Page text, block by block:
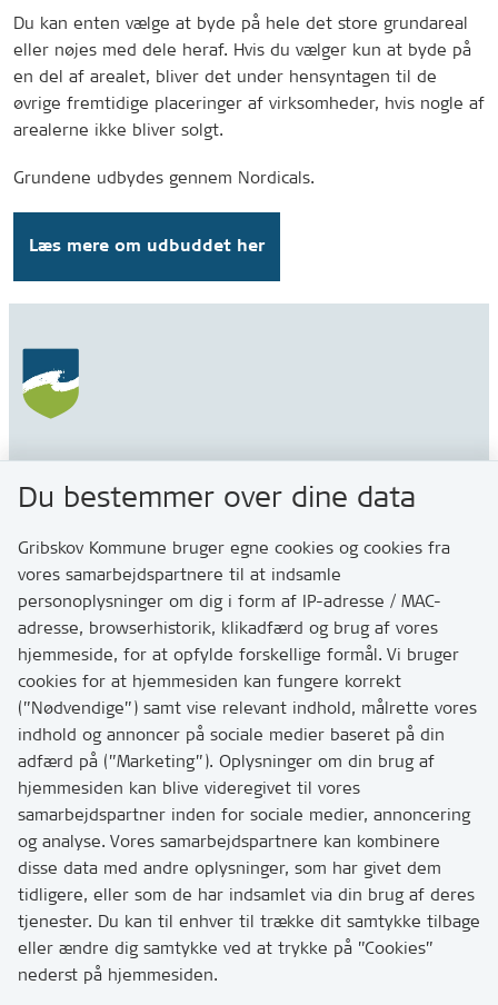
Du kan enten vælge at byde på hele det store grundareal
eller nøjes med dele heraf. Hvis du vælger kun at byde på
en del af arealet, bliver det under hensyntagen til de
øvrige fremtidige placeringer af virksomheder, hvis nogle af
arealerne ikke bliver solgt.
Grundene udbydes gennem Nordicals.
Læs mere om udbuddet her
Gribskov Kommune
3200 Helsinge
Kontakt
Skriv til os via Digital Post
Har du brug for at komme i kontakt med os? Se her
hvordan
Tip os om huller i vejen eller andet
T:7249 6000
Bemærk: vi har mange opkald mellem kl. 10 og 11
Links
Tilgængelighedserklæring
Cookies
Du bestemmer over dine data
Gribskov Kommune bruger egne cookies og cookies fra
vores samarbejdspartnere til at indsamle
personoplysninger om dig i form af IP-adresse / MAC-
adresse, browserhistorik, klikadfærd og brug af vores
hjemmeside, for at opfylde forskellige formål. Vi bruger
cookies for at hjemmesiden kan fungere korrekt
(”Nødvendige”) samt vise relevant indhold, målrette vores
indhold og annoncer på sociale medier baseret på din
adfærd på (”Marketing”). Oplysninger om din brug af
hjemmesiden kan blive videregivet til vores
samarbejdspartner inden for sociale medier, annoncering
og analyse. Vores samarbejdspartnere kan kombinere
disse data med andre oplysninger, som har givet dem
tidligere, eller som de har indsamlet via din brug af deres
tjenester. Du kan til enhver til trække dit samtykke tilbage
eller ændre dig samtykke ved at trykke på ”Cookies”
nederst på hjemmesiden.